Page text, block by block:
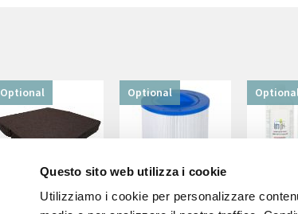
Questo sito web utilizza i cookie
Utilizziamo i cookie per personalizzare
Optional Optional
2 skimmer filters
Optional